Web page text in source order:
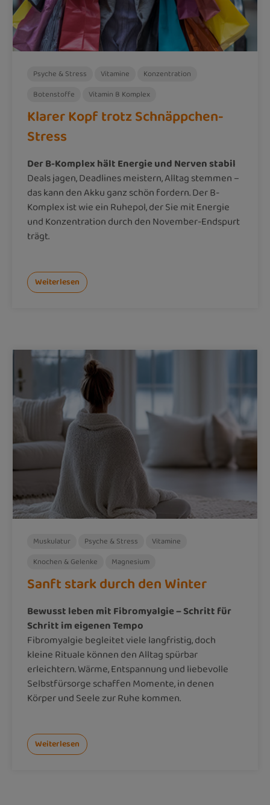
Psyche & Stress Vitamine
Konzentration
Botenstoffe
Vitamin B Komplex
Klarer Kopf trotz Schnäppchen-
Stress
Der B-Komplex hält Energie und Nerven stabil
Deals jagen, Deadlines meistern, Alltag stemmen –
das kann den Akku ganz schön fordern. Der B-
Komplex ist wie ein Ruhepol, der Sie mit Energie
und Konzentration durch den November-Endspurt
trägt.
Weiterlesen
Muskulatur Psyche & Stress
Vitamine
Knochen & Gelenke
Magnesium
Sanft stark durch den Winter
Bewusst leben mit Fibromyalgie – Schritt für
Schritt im eigenen Tempo
Fibromyalgie begleitet viele langfristig, doch
kleine Rituale können den Alltag spürbar
erleichtern. Wärme, Entspannung und liebevolle
Selbstfürsorge schaffen Momente, in denen
Körper und Seele zur Ruhe kommen.
Weiterlesen